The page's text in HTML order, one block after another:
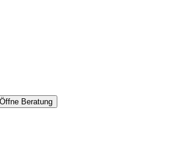
Öffne Beratung